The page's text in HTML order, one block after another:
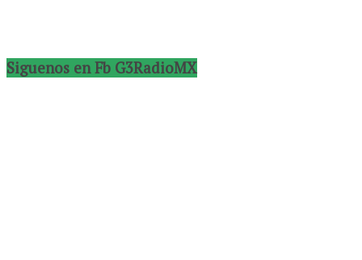
Siguenos en Fb G3RadioMX